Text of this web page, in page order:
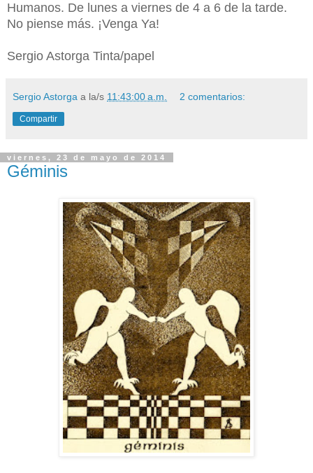
Humanos. De lunes a viernes de 4 a 6 de la tarde.
No piense más. ¡Venga Ya!
Sergio Astorga Tinta/papel
Sergio Astorga a la/s 11:43:00 a.m. 2 comentarios:
Compartir
viernes, 23 de mayo de 2014
Géminis